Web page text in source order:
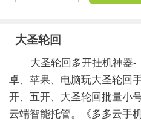
大圣轮回
大圣轮回多开挂机神器
卓、苹果、电脑玩大圣轮回
开、五开、大圣轮回批量小
云端智能托管。《多多云手